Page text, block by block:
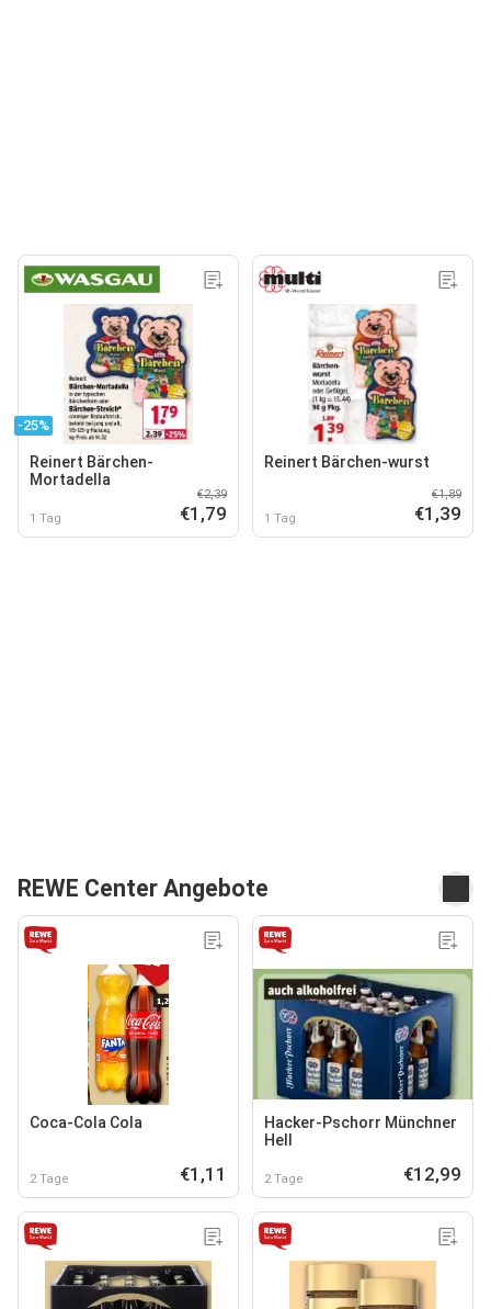
-25%
Reinert Bärchen-
Mortadella
1 Tag
€2,39
€1,79
Reinert Bärchen-wurst
1 Tag
€1,89
€1,39
REWE Center Angebote
Coca-Cola Cola
2 Tage €1,11
Hacker-Pschorr Münchner
Hell
2 Tage €12,99